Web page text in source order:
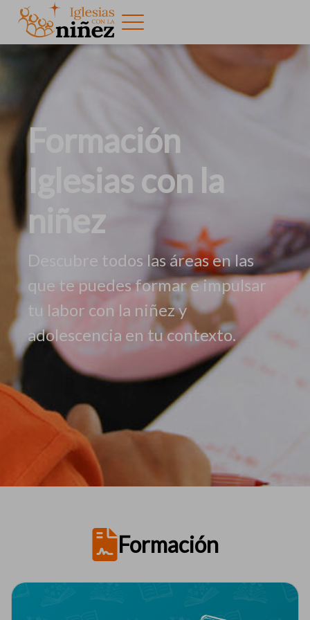
Formación
Iglesias con la
niñez
Descubre todos las áreas en las
que te puedes formar e impulsar
tu labor con la niñez y
adolescencia en tu contexto.
Formación